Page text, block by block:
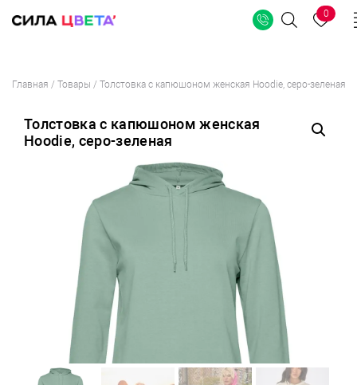
Перейти
содержимому
Поиск
0
Главная / Товары / Толстовка с капюшоном женская Hoodie, серо-зеленая
Толстовка с капюшоном женская
Hoodie, серо-зеленая